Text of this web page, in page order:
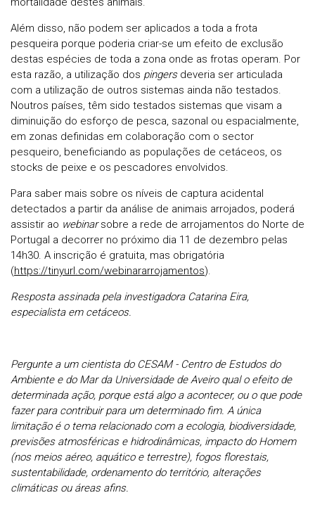
Além disso, não podem ser aplicados a toda a frota
pesqueira porque poderia criar-se um efeito de exclusão
destas espécies de toda a zona onde as frotas operam. Por
esta razão, a utilização dos pingersdeveria ser articulada
com a utilização de outros sistemas ainda não testados.
Noutros países, têm sido testados sistemas que visam a
diminuição do esforço de pesca, sazonal ou espacialmente,
em zonas definidas em colaboração com o sector
pesqueiro, beneficiando as populações de cetáceos, os
stocks de peixe e os pescadores envolvidos.
Para saber mais sobre os níveis de captura acidental
detectados a partir da análise de animais arrojados, poderá
assistir ao webinarsobre a rede de arrojamentos do Norte de
Portugal a decorrer no próximo dia 11 de dezembro pelas
14h30. A inscrição é gratuita, mas obrigatória
(https://tinyurl.com/webinararrojamentos).
Resposta assinada pela investigadora Catarina Eira,
especialista em cetáceos.
Pergunte a um cientista do CESAM - Centro de Estudos do
Ambiente e do Mar da Universidade de Aveiro qual o efeito de
determinada ação, porque está algo a acontecer, ou o que pode
fazer para contribuir para um determinado fim. A única
limitação é o tema relacionado com a ecologia, biodiversidade,
previsões atmosféricas e hidrodinâmicas, impacto do Homem
(nos meios aéreo, aquático e terrestre), fogos florestais,
sustentabilidade, ordenamento do território, alterações
climáticas ou áreas afins.